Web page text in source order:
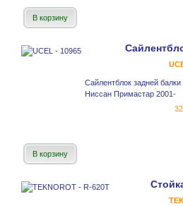
В корзину
Сайлентблок задней
Ниссан Примастар 2001-
В корзину